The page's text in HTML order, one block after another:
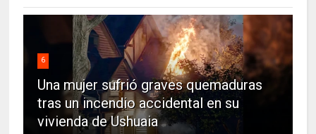
6
Una mujer sufrió graves quemaduras
tras un incendio accidental en su
vivienda de Ushuaia